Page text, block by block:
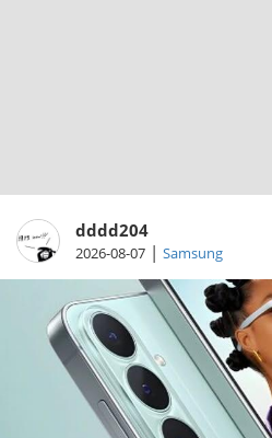
dddd204
2026-08-07 | Samsung